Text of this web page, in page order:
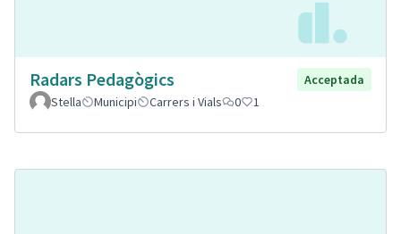
Radars Pedagògics
Acceptada
Stella
Municipi Carrers i Vials 0 1